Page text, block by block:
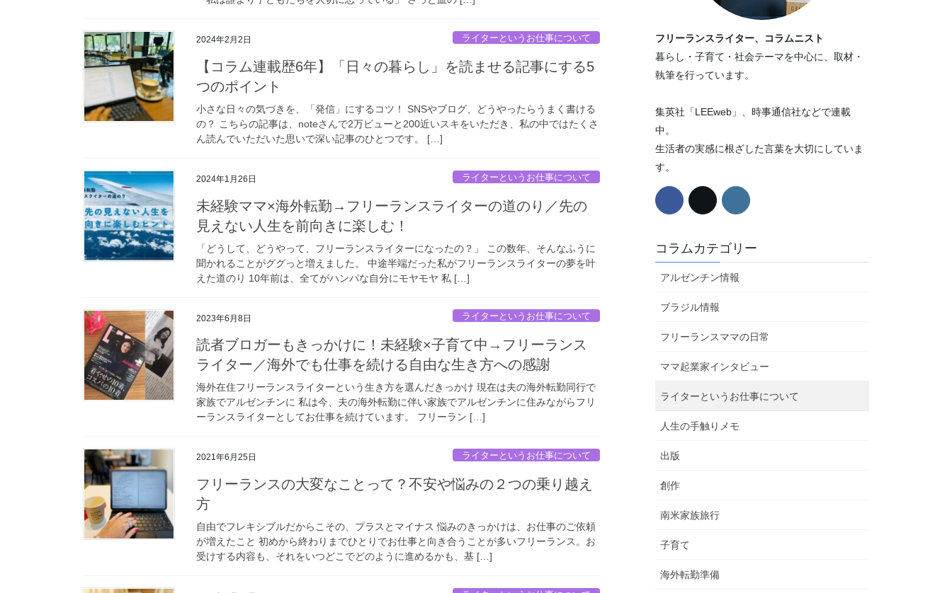
2024年2月2日 ライターというお仕事について
【コラム連載歴6年】「日々の暮らし」を読ませる記事にする5
つのポイント
小さな日々の気づきを、「発信」にするコツ！ SNSやブログ、どうやったらうまく書ける
の？ こちらの記事は、noteさんで2万ビューと200近いスキをいただき、私の中ではたくさ
ん読んでいただいた思いで深い記事のひとつです。 […]
2024年1月26日 ライターというお仕事について
未経験ママ×海外転勤→フリーランスライターの道のり／先の
見えない人生を前向きに楽しむ！
「どうして、どうやって、フリーランスライターになったの？」 この数年、そんなふうに
聞かれることがググっと増えました。 中途半端だった私がフリーランスライターの夢を叶
えた道のり 10年前は、全てがハンパな自分にモヤモヤ 私 […]
2023年6月8日 ライターというお仕事について
読者ブロガーもきっかけに！未経験×子育て中→フリーランス
ライター／海外でも仕事を続ける自由な生き方への感謝
海外在住フリーランスライターという生き方を選んだきっかけ 現在は夫の海外転勤同行で
家族でアルゼンチンに 私は今、夫の海外転勤に伴い家族でアルゼンチンに住みながらフリ
ーランスライターとしてお仕事を続けています。 フリーラン […]
2021年6月25日 ライターというお仕事について
フリーランスの大変なことって？不安や悩みの２つの乗り越え
方
自由でフレキシブルだからこその、プラスとマイナス 悩みのきっかけは、お仕事のご依頼
が増えたこと 初めから終わりまでひとりでお仕事と向き合うことが多いフリーランス。お
受けする内容も、それをいつどこでどのように進めるかも、基 […]
フリーランスライター、コラムニスト
暮らし・子育て・社会テーマを中心に、取材・
執筆を行っています。
集英社「LEEweb」、時事通信社などで連載
中。
生活者の実感に根ざした言葉を大切にしていま
す。
コラムカテゴリー
アルゼンチン情報
ブラジル情報
フリーランスママの日常
ママ起業家インタビュー
ライターというお仕事について
人生の手触りメモ
出版
創作
南米家族旅行
子育て
海外転勤準備